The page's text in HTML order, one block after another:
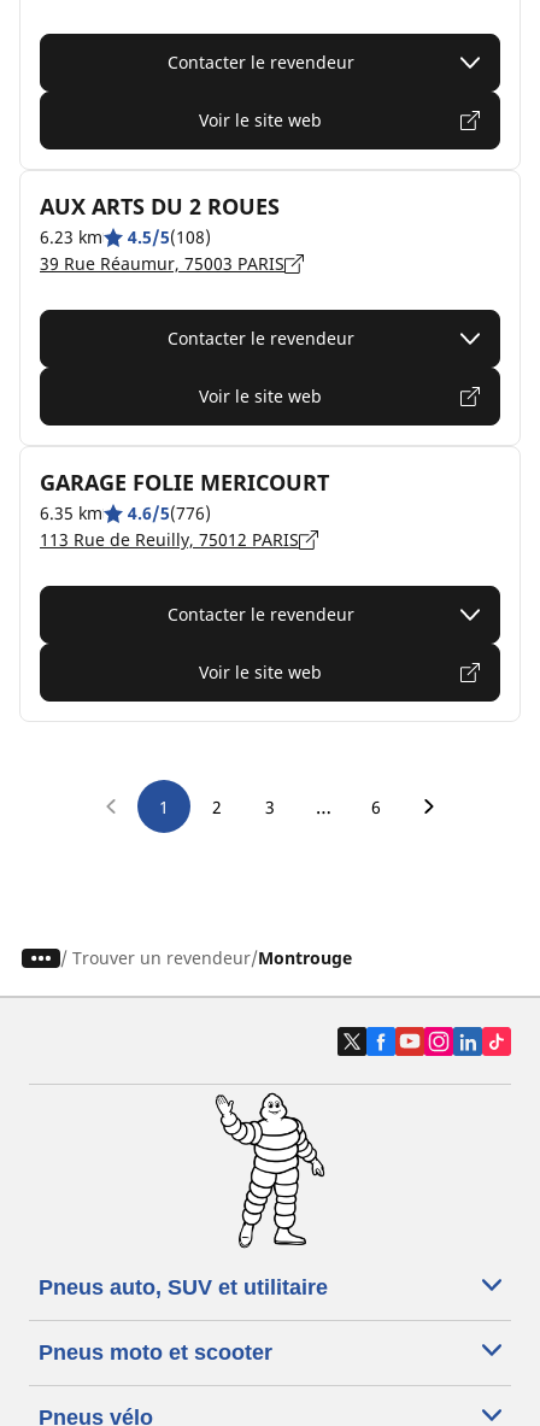
Contacter le revendeur
Voir le site web
AUX ARTS DU 2 ROUES
6.23 km 4.5/5(108)
39 Rue Réaumur, 75003 PARIS
Contacter le revendeur
Voir le site web
GARAGE FOLIE MERICOURT
6.35 km 4.6/5(776)
113 Rue de Reuilly, 75012 PARIS
Contacter le revendeur
Voir le site web
1 2 3 … 6
/ Trouver un revendeur Montrouge
Pneus auto, SUV et utilitaire
Pneus moto et scooter
Pneus vélo